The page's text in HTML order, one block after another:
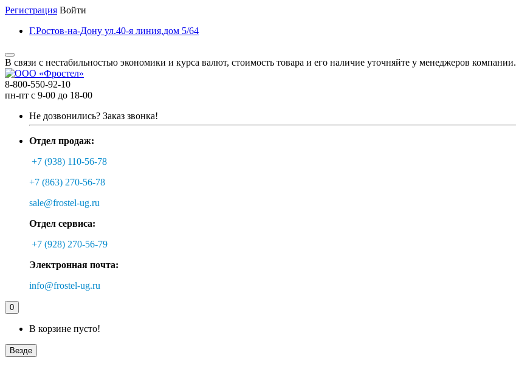
Регистрация Войти
Г.Ростов-на-Дону ул.40-я линия,дом 5/64
В связи с нестабильностью экономики и курса валют, стоимость товара и его наличие уточняйте у менеджеров компании.
8-800-550-92-10
пн-пт с 9-00 до 18-00
Не дозвонились? Заказ звонка!
Отдел продаж:
+7 (938) 110-56-78
+7 (863) 270-56-78
sale@frostel-ug.ru
Отдел сервиса:
+7 (928) 270-56-79
Электронная почта:
info@frostel-ug.ru
0
В корзине пусто!
Везде